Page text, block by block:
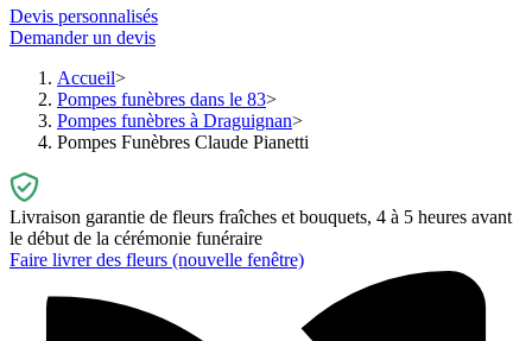
Devis personnalisés
Demander un devis
Accueil
Pompes funèbres dans le 83
Pompes funèbres à Draguignan
Pompes Funèbres Claude Pianetti
Livraison garantie de fleurs fraîches et bouquets, 4 à 5 heures avant
le début de la cérémonie funéraire
Faire livrer des fleurs (nouvelle fenêtre)